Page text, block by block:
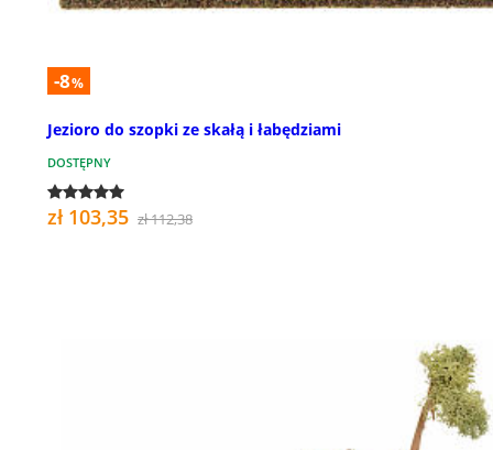
-8%
Jezioro do szopki ze skałą i łabędziami
DOSTĘPNY
zł 103,35 zł 112,38